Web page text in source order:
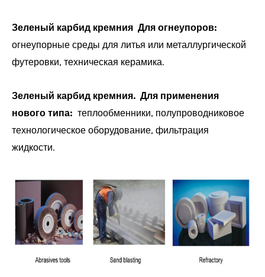
Зеленый карбид кремния Для огнеупоров:
огнеупорные среды для литья или металлургической
футеровки, техническая керамика.
Зеленый карбид кремния. Для применения
нового типа: теплообменники, полупроводниковое
технологическое оборудование, фильтрация
жидкости.